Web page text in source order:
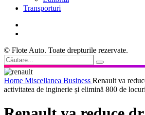
Transporturi
© Flote Auto. Toate drepturile rezervate.
Home Miscellanea Business Renault va
activitatea de inginerie și elimină 800 de